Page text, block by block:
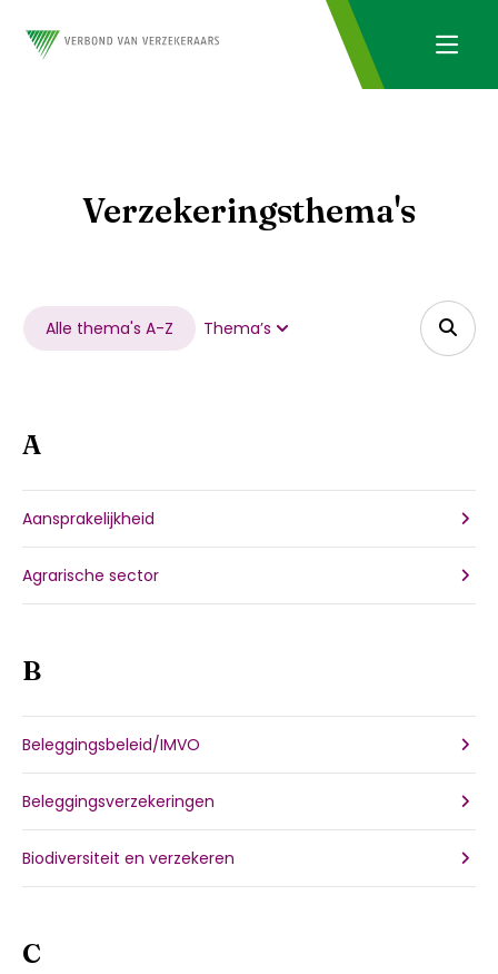
Inloggen
Verzekeringsthema's
Alle thema's A-Z Thema’s
A
Aansprakelijkheid
Agrarische sector
B
Beleggingsbeleid/IMVO
Beleggingsverzekeringen
Biodiversiteit en verzekeren
C